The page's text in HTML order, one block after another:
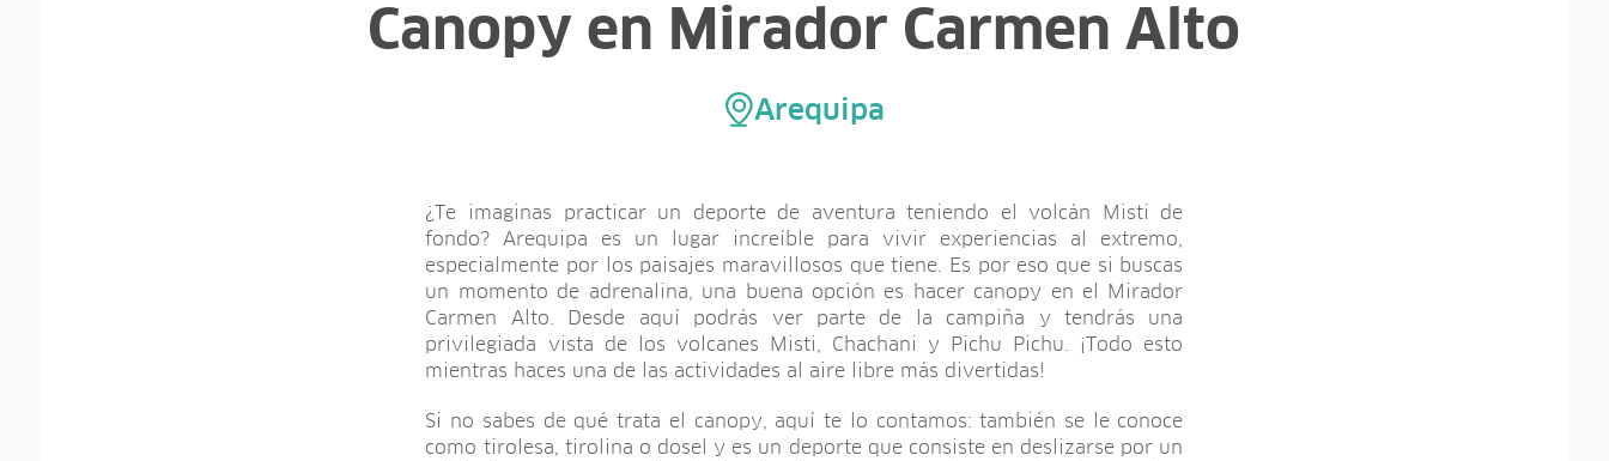
Canopy en Mirador Carmen Alto
Arequipa
¿Te imaginas practicar un deporte de aventura teniendo el volcán Misti de
fondo? Arequipa es un lugar increíble para vivir experiencias al extremo,
especialmente por los paisajes maravillosos que tiene. Es por eso que si buscas
un momento de adrenalina, una buena opción es hacer canopy en el Mirador
Carmen Alto. Desde aquí podrás ver parte de la campiña y tendrás una
privilegiada vista de los volcanes Misti, Chachani y Pichu Pichu. ¡Todo esto
mientras haces una de las actividades al aire libre más divertidas!
Si no sabes de qué trata el canopy, aquí te lo contamos: también se le conoce
como tirolesa, tirolina o dosel y es un deporte que consiste en deslizarse por un